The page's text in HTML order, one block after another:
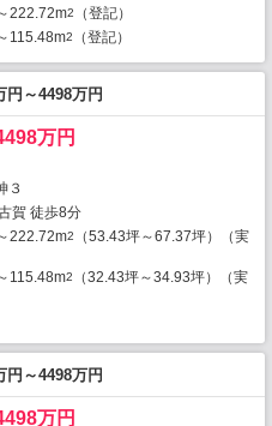
222.72m2
（登記）
115.48m2 （登記）
円～4498万円
万円
３
賀 徒歩8分
222.72m2
（53.43坪～67.37坪）（実
115.48m2
（32.43坪～34.93坪）（実
円～4498万円
万円